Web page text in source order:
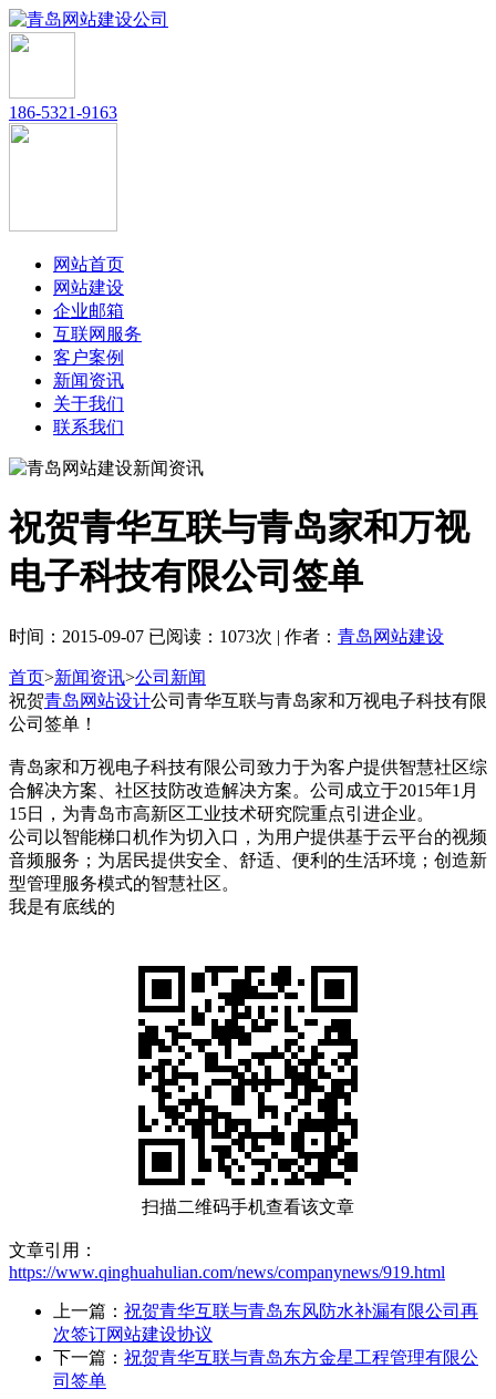
186-5321-9163
网站首页
网站建设
企业邮箱
互联网服务
客户案例
新闻资讯
关于我们
联系我们
祝贺青华互联与青岛家和万视
电子科技有限公司签单
时间：2015-09-07 已阅读：1073次 | 作者： 青岛网站建设
首页>新闻资讯>公司新闻
祝贺青岛网站设计公司青华互联与青岛家和万视电子科技有限
公司签单！
青岛家和万视电子科技有限公司致力于为客户提供智慧社区综
合解决方案、社区技防改造解决方案。公司成立于2015年1月
15日，为青岛市高新区工业技术研究院重点引进企业。
公司以智能梯口机作为切入口，为用户提供基于云平台的视频
音频服务；为居民提供安全、舒适、便利的生活环境；创造新
型管理服务模式的智慧社区。
我是有底线的
扫描二维码手机查看该文章
文章引用：
https://www.qinghuahulian.com/news/companynews/919.html
上一篇： 祝贺青华互联与青岛东风防水补漏有限公司再
次签订网站建设协议
下一篇： 祝贺青华互联与青岛东方金星工程管理有限公
司签单